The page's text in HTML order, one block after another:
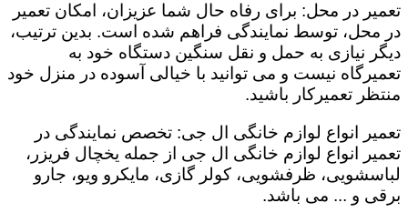
تعمیر در محل: برای رفاه حال شما عزیزان، امکان تعمیر
در محل، توسط نمایندگی فراهم شده است. بدین ترتیب،
دیگر نیازی به حمل و نقل سنگین دستگاه خود به
تعمیرگاه نیست و می توانید با خیالی آسوده در منزل خود
منتظر تعمیرکار باشید.
تعمیر انواع لوازم خانگی ال جی: تخصص نمایندگی در
تعمیر انواع لوازم خانگی ال جی از جمله یخچال فریزر،
لباسشویی، ظرفشویی، کولر گازی، مایکرو ویو، جارو
برقی و ... می باشد.